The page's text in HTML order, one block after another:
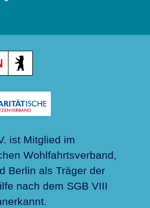
ist Mitglied im
Wohlfahrtsverband,
Berlin als Träger der
nach dem SGB VIII